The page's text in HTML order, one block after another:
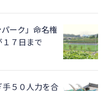
ーク」命名権
７日まで
５０人力を合